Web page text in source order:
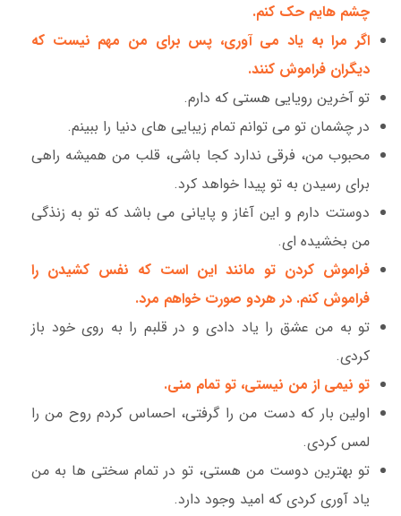
چشم هایم حک کنم.
اگر مرا به یاد می آوری، پس برای من مهم نیست که
دیگران فراموش کنند.
تو آخرین رویایی هستی که دارم.
در چشمان تو می توانم تمام زیبایی های دنیا را ببینم.
محبوب من، فرقی ندارد کجا باشی، قلب من همیشه راهی
برای رسیدن به تو پیدا خواهد کرد.
دوستت دارم و این آغاز و پایانی می باشد که تو به زنذگی
من بخشیده ای.
فراموش کردن تو مانند این است که نفس کشیدن را
فراموش کنم. در هردو صورت خواهم مرد.
تو به من عشق را یاد دادی و در قلبم را به روی خود باز
کردی.
تو نیمی از من نیستی، تو تمام منی.
اولین بار که دست من را گرفتی، احساس کردم روح من را
لمس کردی.
تو بهترین دوست من هستی، تو در تمام سختی ها به من
یاد آوری کردی که امید وجود دارد.